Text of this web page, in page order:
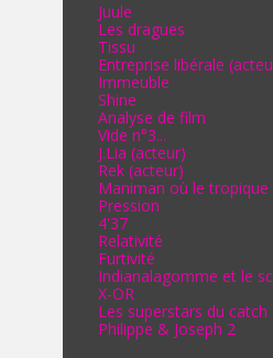
Juule
Les dragues
Tissu
Entreprise libérale
Immeuble
Shine
Analyse de film
Vide n°3...
J.Lia (acteur)
Rek (acteur)
Maniman où le tropique
Pression
4'37
Relativité
Furtivité
Indianalagomme et le
X-OR
Les superstars du catch
Philippe & Joseph 2